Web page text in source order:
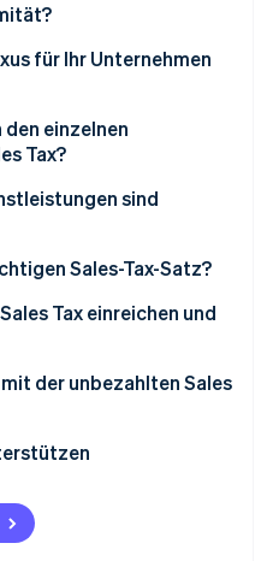
für Ihr Unternehmen
einzelnen
Tax?
sind
Sales-Tax-Satz?
Tax einreichen und
der unbezahlten Sales
Offenlegung
beginnen Sie mit dem